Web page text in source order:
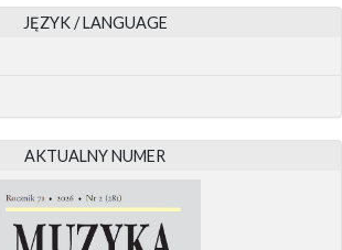
JĘZYK / LANGUAGE
AKTUALNY NUMER